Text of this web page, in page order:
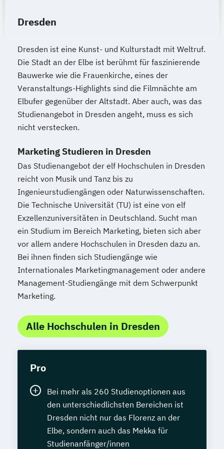
Dresden
Dresden ist eine Kunst- und Kulturstadt mit Weltruf.
Die Stadt an der Elbe ist berühmt für faszinierende
Bauwerke wie die Frauenkirche, eines der
Veranstaltungs-Highlights sind die Filmnächte am
Elbufer gegenüber der Altstadt. Aber auch, was das
Studienangebot in Dresden angeht, muss es sich
nicht verstecken.
Marketing Studieren in Dresden
Das Studienangebot der elf Hochschulen in Dresden
reicht von Musik und Tanz bis zu
Ingenieurstudiengängen oder Naturwissenschaften.
Die Technische Universität (TU) ist eine von elf
Exzellenzuniversitäten in Deutschland. Sucht man
ein Studium im Bereich Marketing, bieten sich aber
vor allem andere Hochschulen in Dresden dazu an.
Bei ihnen finden sich Studiengänge wie
Internationales Marketingmanagement oder andere
Management-Studiengänge mit dem Schwerpunkt
Marketing.
Alle Hochschulen in Dresden
Pro
Bei mehr als 260 Studienoptionen aus
den unterschiedlichsten Bereichen ist
Dresden nicht nur das Florenz an der
Elbe, sondern auch das Mekka für
Studienanfänger/innen